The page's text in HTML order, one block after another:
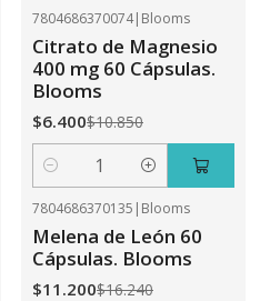
7804686370074| Blooms
Citrato de Magnesio
400 mg 60 Cápsulas.
Blooms
$6.400$10.850
Cantidad
7804686370135 | Blooms
Melena de León 60
Cápsulas. Blooms
$11.200$16.240